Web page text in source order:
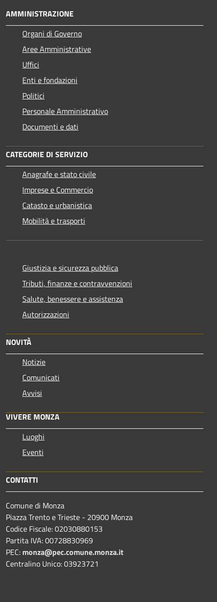
AMMINISTRAZIONE
Organi di Governo
Aree Amministrative
Uffici
Enti e fondazioni
Politici
Personale Amministrativo
Documenti e dati
CATEGORIE DI SERVIZIO
Anagrafe e stato civile
Imprese e Commercio
Catasto e urbanistica
Mobilità e trasporti
Giustizia e sicurezza pubblica
Tributi, finanze e contravvenzioni
Salute, benessere e assistenza
Autorizzazioni
NOVITÀ
Notizie
Comunicati
Avvisi
VIVERE MONZA
Luoghi
Eventi
CONTATTI
Comune di Monza
Piazza Trento e Trieste - 20900 Monza
Codice Fiscale: 02030880153
Partita IVA: 00728830969
PEC: monza@pec.comune.monza.it
Centralino Unico: 03923721